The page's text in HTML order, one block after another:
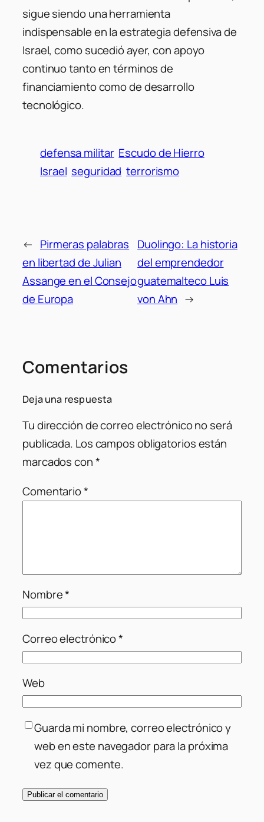
sigue siendo una herramienta
indispensable en la estrategia defensiva de
Israel, como sucedió ayer, con apoyo
continuo tanto en términos de
financiamiento como de desarrollo
tecnológico.
defensa militar Escudo de Hierro
Israel seguridad terrorismo
← Pirmeras palabras
en libertad de Julian
Assange en el Consejo
de Europa
Duolingo: La historia
del emprendedor
guatemalteco Luis
von Ahn →
Comentarios
Deja una respuesta
Tu dirección de correo electrónico no será
publicada. Los campos obligatorios están
marcados con*
Comentario*
Nombre*
Correo electrónico*
Web
Guarda mi nombre, correo electrónico y
web en este navegador para la próxima
vez que comente.